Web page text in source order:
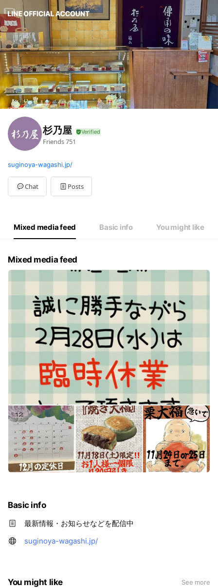
杉乃屋
Friends751
suginoya-wagashi.jp/
Chat Posts
Mixed media feed Basic info You might like
Mixed media feed
Basic info
最新情報・お知らせなどを配信中
suginoya-wagashi.jp/
You might like See more